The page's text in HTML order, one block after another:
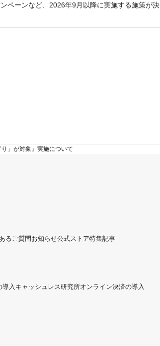
ペーンなど、2026年9月以降に実施する施策が決
」が対象』実施について
るご質問お知らせ公式ストア特集記事
入 キャッシュレス研究所オンライン決済の導入